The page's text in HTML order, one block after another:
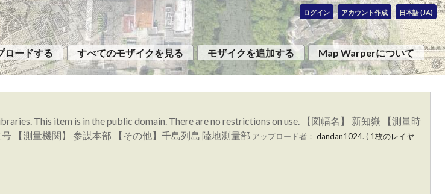
ログイン アカウント作成 日本語 (JA)
ロードする すべてのモザイクを見る モザイクを追加する
Map Warperについて
This item is in the public domain. There are no restrictions on use. 【図幅名】 新知嶽 【測量時
【測量機関】 参謀本部 【その他】千島列島 陸地測量部 アップロード者： dandan1024. ( 1枚のレイヤ